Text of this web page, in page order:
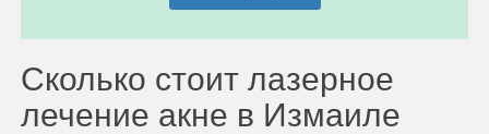
Сколько стоит лазерное
лечение акне в Измаиле